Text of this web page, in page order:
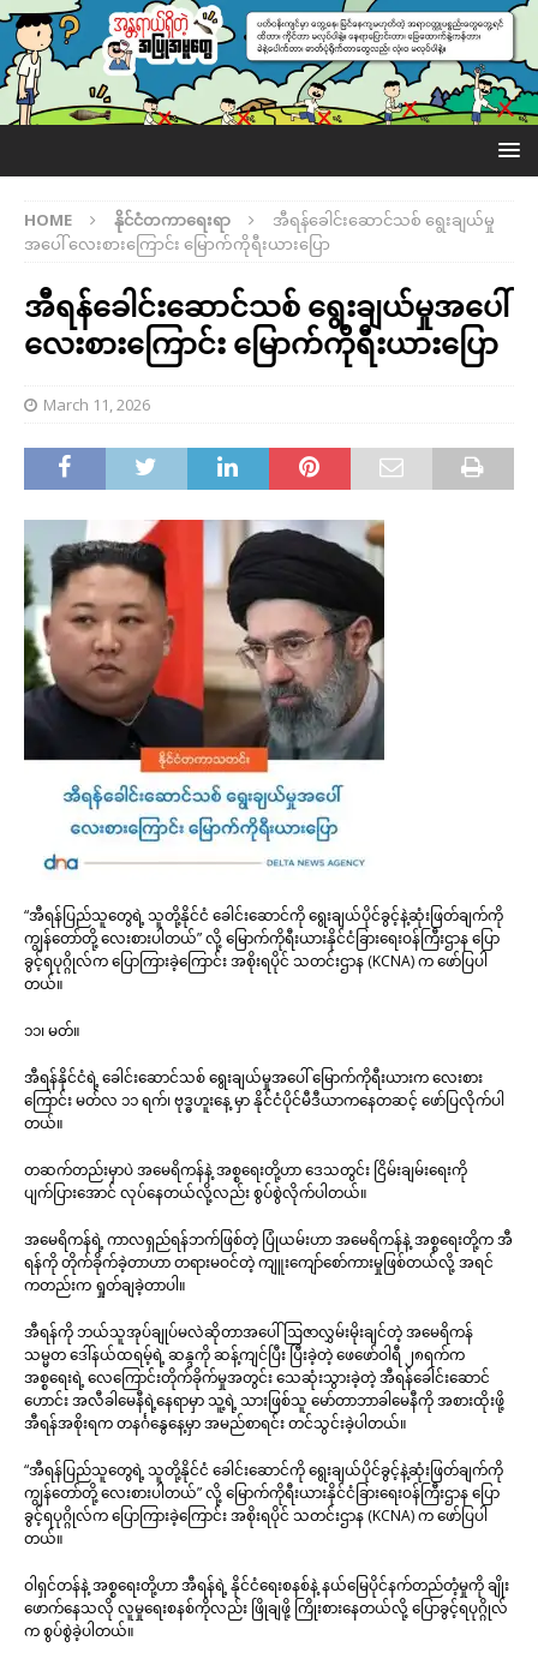
HOME နိုင်ငံတကာရေးရာ
အီရန်ခေါင်းဆောင်သစ် ရွေးချယ်မှု
အပေါ် လေးစားကြောင်း မြောက်ကိုရီးယားပြော
အီရန်ခေါင်းဆောင်သစ် ရွေးချယ်မှုအပေါ်
လေးစားကြောင်း မြောက်ကိုရီးယားပြော
March 11, 2026
“အီရန်ပြည်သူတွေရဲ့ သူတို့နိုင်ငံ ခေါင်းဆောင်ကို ရွေးချယ်ပိုင်ခွင့်နဲ့ဆုံးဖြတ်ချက်ကို
ကျွန်တော်တို့ လေးစားပါတယ်” လို့ မြောက်ကိုရီးယားနိုင်ငံခြားရေးဝန်ကြီးဌာန ပြော
ခွင့်ရပုဂ္ဂိုလ်က ပြောကြားခဲ့ကြောင်း အစိုးရပိုင် သတင်းဌာန (KCNA) က ဖော်ပြပါ
တယ်။
၁၁၊ မတ်။
အီရန်နိုင်ငံရဲ့ ခေါင်းဆောင်သစ် ရွေးချယ်မှုအပေါ် မြောက်ကိုရီးယားက လေးစား
ကြောင်း မတ်လ ၁၁ ရက်၊ ဗုဒ္ဓဟူးနေ့ မှာ နိုင်ငံပိုင်မီဒီယာကနေတဆင့် ဖော်ပြလိုက်ပါ
တယ်။
တဆက်တည်းမှာပဲ အမေရိကန်နဲ့ အစ္စရေးတို့ဟာ ဒေသတွင်း ငြိမ်းချမ်းရေးကို
ပျက်ပြားအောင် လုပ်နေတယ်လို့လည်း စွပ်စွဲလိုက်ပါတယ်။
အမေရိကန်ရဲ့ ကာလရှည်ရန်ဘက်ဖြစ်တဲ့ ပြုံယမ်းဟာ အမေရိကန်နဲ့ အစ္စရေးတို့က အီ
ရန်ကို တိုက်ခိုက်ခဲ့တာဟာ တရားမဝင်တဲ့ ကျူးကျော်စော်ကားမှုဖြစ်တယ်လို့ အရင်
ကတည်းက ရှုတ်ချခဲ့တာပါ။
အီရန်ကို ဘယ်သူအုပ်ချုပ်မလဲဆိုတာအပေါ် ဩဇာလွှမ်းမိုးချင်တဲ့ အမေရိကန်
သမ္မတ ဒေါ်နယ်ထရမ့်ရဲ့ ဆန္ဒကို ဆန့်ကျင်ပြီး ပြီးခဲ့တဲ့ ဖေဖော်ဝါရီ ၂၈ရက်က
အစ္စရေးရဲ့ လေကြောင်းတိုက်ခိုက်မှုအတွင်း သေဆုံးသွားခဲ့တဲ့ အီရန်ခေါင်းဆောင်
ဟောင်း အလီခါမေနီရဲ့နေရာမှာ သူ့ရဲ့ သားဖြစ်သူ မော်တာဘာခါမေနီကို အစားထိုးဖို့
အီရန်အစိုးရက တနင်္ဂနွေနေ့မှာ အမည်စာရင်း တင်သွင်းခဲ့ပါတယ်။
“အီရန်ပြည်သူတွေရဲ့ သူတို့နိုင်ငံ ခေါင်းဆောင်ကို ရွေးချယ်ပိုင်ခွင့်နဲ့ဆုံးဖြတ်ချက်ကို
ကျွန်တော်တို့ လေးစားပါတယ်” လို့ မြောက်ကိုရီးယားနိုင်ငံခြားရေးဝန်ကြီးဌာန ပြော
ခွင့်ရပုဂ္ဂိုလ်က ပြောကြားခဲ့ကြောင်း အစိုးရပိုင် သတင်းဌာန (KCNA) က ဖော်ပြပါ
တယ်။
ဝါရှင်တန်နဲ့ အစ္စရေးတို့ဟာ အီရန်ရဲ့ နိုင်ငံရေးစနစ်နဲ့ နယ်မြေပိုင်နက်တည်တံ့မှုကို ချိုး
ဖောက်နေသလို လူမှုရေးစနစ်ကိုလည်း ဖြိုချဖို့ ကြိုးစားနေတယ်လို့ ပြောခွင့်ရပုဂ္ဂိုလ်
က စွပ်စွဲခဲ့ပါတယ်။